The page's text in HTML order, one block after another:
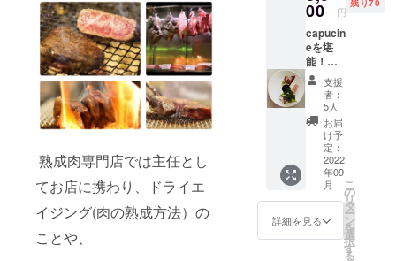
熟成肉専門店では主任とし
てお店に携わり、ドライエ
イジング(肉の熟成方法）の
ことや、
料の原
産地：
国産
季節の
オスス
メパ
フェ
（いち
ぢく、
巨峰、
栗な
ど） ・
小菓子
・珈琲
or紅茶
[有効期
限］
2022年
9月15日
00 円
残り70
capucin
eを堪
能！ラ
ンチ
コース
お食事
チケッ
トをお
送りさ
せてい
ただき
ます。
例） ・
前菜10
種盛り
合わせ
支援
者：
5人
お届
け予
定：
2022
年09
月
詳細を見る
こ
の
リ
タ
ー
ン
を
選
択
す
る